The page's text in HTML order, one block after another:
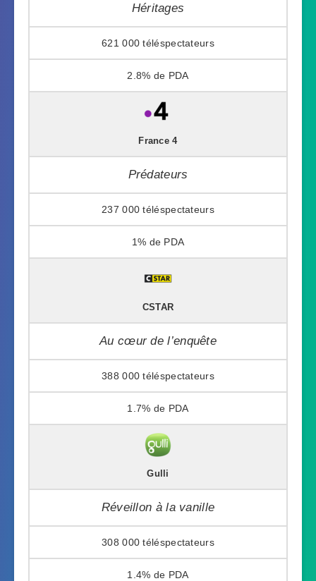
Héritages
621 000
2.8%
France 4
Prédateurs
237 000
1%
CSTAR
Au cœur de l’enquête
388 000
1.7%
Gulli
Réveillon à la vanille
308 000
1.4%